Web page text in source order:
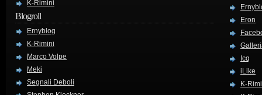
K-Rimini
Blogroll
Ernyblog
K-Rimini
Marco Volpe
Meki
Segnali Deboli
Eron
Icq
iLike
K-